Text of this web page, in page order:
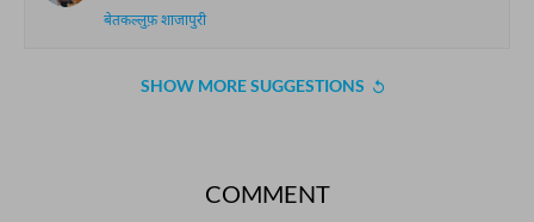
बेतकल्लुफ़ शाजापुरी
SHOW MORE SUGGESTIONS
COMMENT